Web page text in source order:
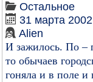
Остальное
31 марта 2002
Alien
И зажилось. По –
то обычаев
гоняла и в поле и